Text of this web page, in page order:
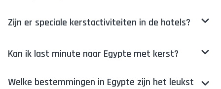
Zijn er speciale kerstactiviteiten in de hotels?
Kan ik last minute naar Egypte met kerst?
Welke bestemmingen in Egypte zijn het leukst